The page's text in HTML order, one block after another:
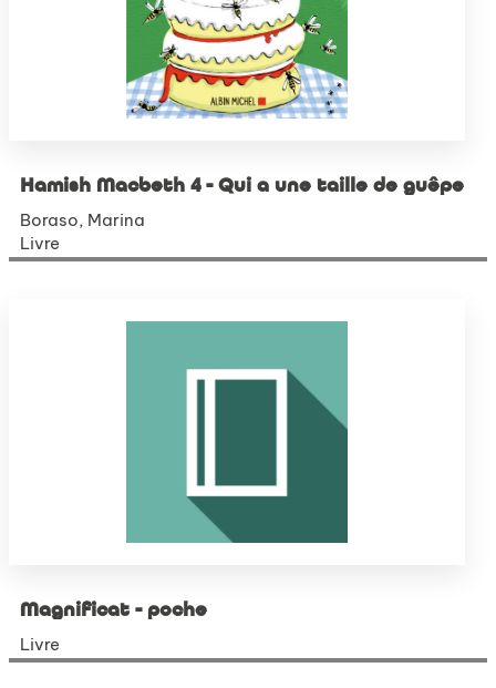
Hamish Macbeth 4 - Qui a une taille de guêpe
Boraso, Marina
Livre
Magnificat - poche
Livre